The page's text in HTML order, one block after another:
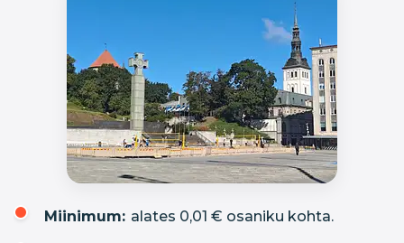
Miinimum: alates 0,01 € osaniku kohta.